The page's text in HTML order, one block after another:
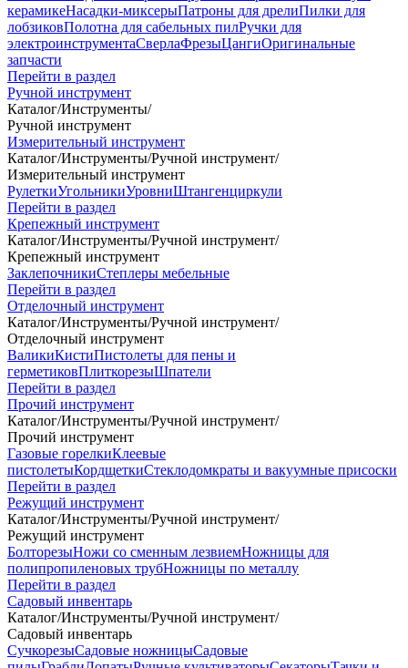
керамикеНасадки-миксерыПатроны для дрелиПилки для
лобзиковПолотна для сабельных пилРучки для
электроинструментаСверлаФрезыЦангиОригинальные
запчасти
Перейти в раздел
Ручной инструмент
Каталог/Инструменты/
Ручной инструмент
Измерительный инструмент
Каталог/Инструменты/Ручной инструмент/
Измерительный инструмент
РулеткиУгольникиУровниШтангенциркули
Перейти в раздел
Крепежный инструмент
Каталог/Инструменты/Ручной инструмент/
Крепежный инструмент
ЗаклепочникиСтеплеры мебельные
Перейти в раздел
Отделочный инструмент
Каталог/Инструменты/Ручной инструмент/
Отделочный инструмент
ВаликиКистиПистолеты для пены и
герметиковПлиткорезыШпатели
Перейти в раздел
Прочий инструмент
Каталог/Инструменты/Ручной инструмент/
Прочий инструмент
Газовые горелкиКлеевые
пистолетыКордщеткиСтеклодомкраты и вакуумные присоски
Перейти в раздел
Режущий инструмент
Каталог/Инструменты/Ручной инструмент/
Режущий инструмент
БолторезыНожи со сменным лезвиемНожницы для
полипропиленовых трубНожницы по металлу
Перейти в раздел
Садовый инвентарь
Каталог/Инструменты/Ручной инструмент/
Садовый инвентарь
СучкорезыСадовые ножницыСадовые